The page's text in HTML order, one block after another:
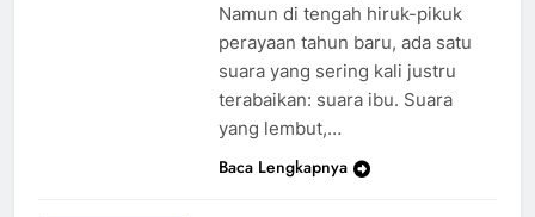
Namun di tengah hiruk-pikuk
perayaan tahun baru, ada satu
suara yang sering kali justru
terabaikan: suara ibu. Suara
yang lembut,…
Baca Lengkapnya